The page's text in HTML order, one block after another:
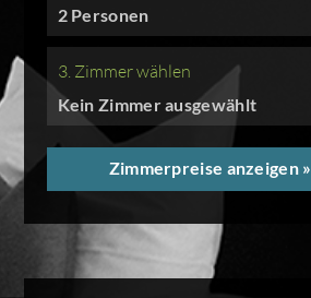
2 Personen
3. Zimmer wählen
Kein Zimmer ausgewählt
Zimmerpreise anzeigen »